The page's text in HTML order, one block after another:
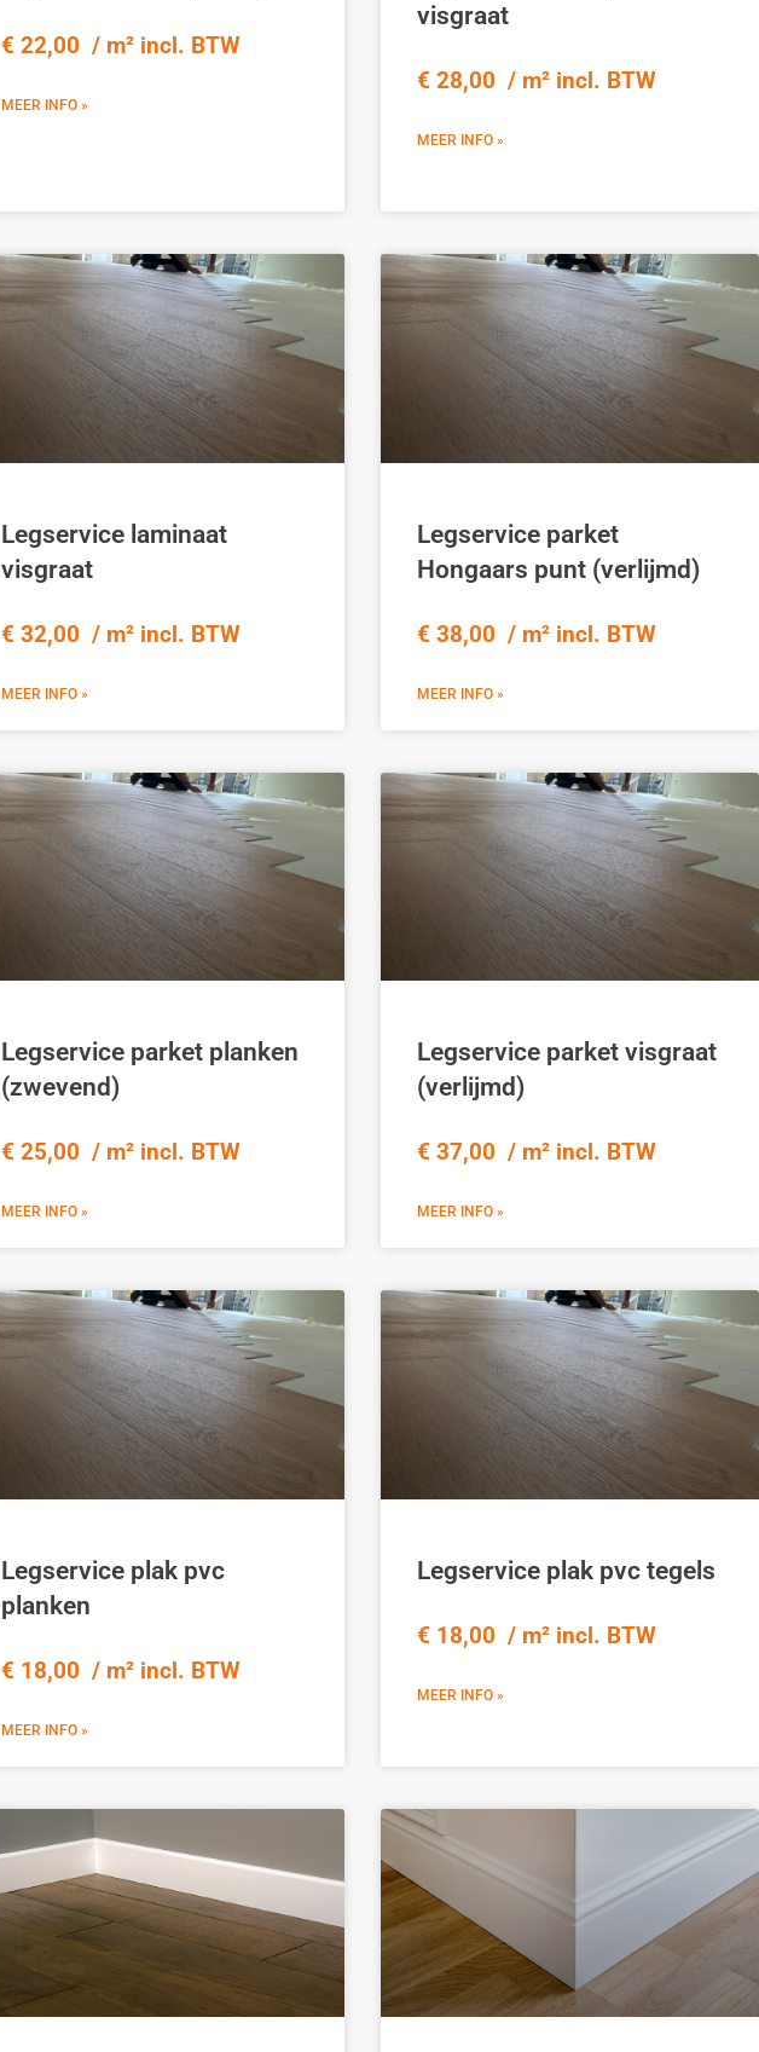
€ 22,00 / m² incl. BTW
MEER INFO »
visgraat
€ 28,00 / m² incl. BTW
MEER INFO »
Legservice laminaat
visgraat
€ 32,00 / m² incl. BTW
MEER INFO »
Legservice parket
Hongaars punt (verlijmd)
€ 38,00 / m² incl. BTW
MEER INFO »
Legservice parket planken
(zwevend)
€ 25,00 / m² incl. BTW
MEER INFO »
Legservice parket visgraat
(verlijmd)
€ 37,00 / m² incl. BTW
MEER INFO »
Legservice plak pvc
planken
€ 18,00 / m² incl. BTW
MEER INFO »
Legservice plak pvc tegels
€ 18,00 / m² incl. BTW
MEER INFO »